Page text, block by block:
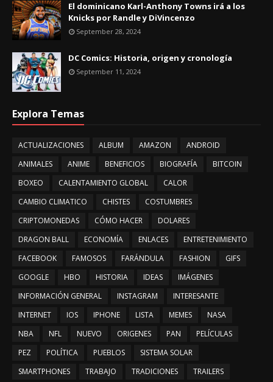
El dominicano Karl-Anthony Towns irá a los
Knicks por Randle y DiVincenzo
September 28, 2024
DC Comics: Historia, origen y cronología
September 11, 2024
Explora Temas
ACTUALIZACIONES ALBUM AMAZON
ANDROID
ANIMALES
ANIME BENEFICIOS BIOGRAFÍA
BITCOIN
BOXEO
CALENTAMIENTO GLOBAL
CALOR
CAMBIO CLIMATICO
CHISTES
COSTUMBRES
CRIPTOMONEDAS
CÓMO HACER
DOLARES
DRAGON BALL
ECONOMÍA ENLACES
ENTRETENIMIENTO
FACEBOOK
FAMOSOS FARÁNDULA FASHION
GIFS
GOOGLE
HBO HISTORIA IDEAS
IMÁGENES
INFORMACIÓN GENERAL
INSTAGRAM
INTERESANTE
INTERNET
IOS IPHONE LISTA MEMES
NASA
NBA
NFL NUEVO ORIGENES PAN
PELÍCULAS
PEZ
POLÍTICA PUEBLOS
SISTEMA SOLAR
SMARTPHONES
TRABAJO TRADICIONES TRAILERS